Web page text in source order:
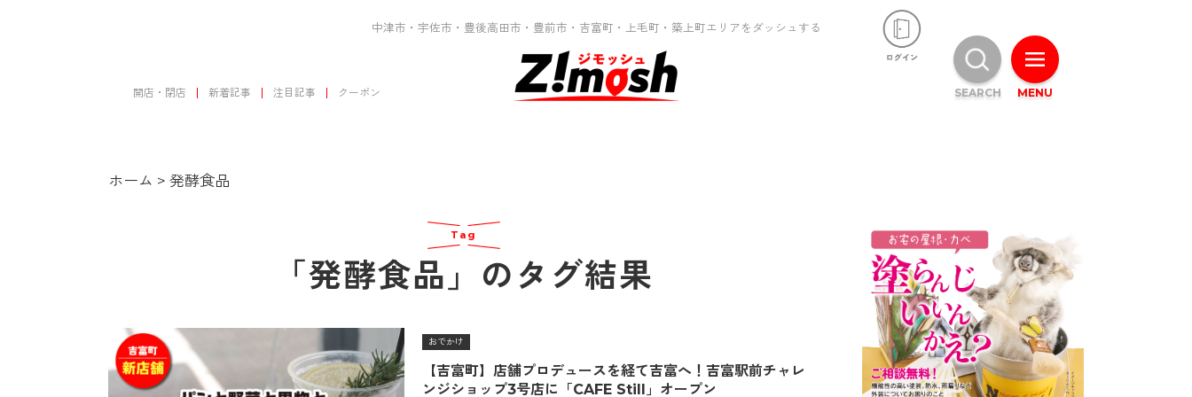
中津市・宇佐市・豊後高田市・豊前市・吉富町・上毛町・築上町エリアをダッシュする
開店・閉店 新着記事 注目記事 クーポン
ホーム > 発酵食品
Tag
「発酵食品」のタグ結果
おでかけ
【吉富町】店舗プロデュースを経て吉富へ！吉富駅前チャレ
ンジショップ3号店に「CAFE Still」オープン
MENU
SEARCH